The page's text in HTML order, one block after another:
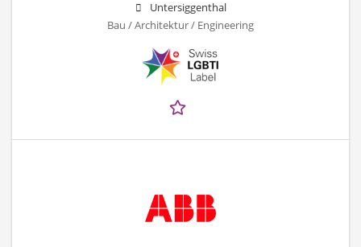
Untersiggenthal
Bau / Architektur / Engineering